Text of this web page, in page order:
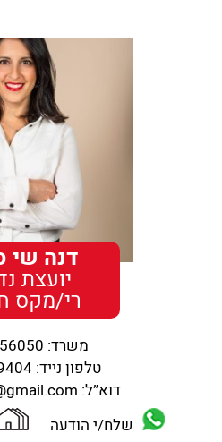
דנה שי
יועצת
רי/מקס
משרד:
טלפון נייד:
דוא”ל:
שלח/י הודעה